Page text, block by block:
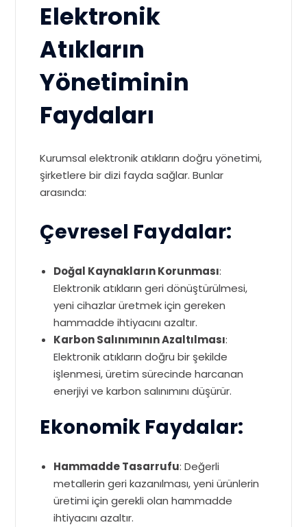
Elektronik
Atıkların
Yönetiminin
Faydaları
Kurumsal elektronik atıkların doğru yönetimi,
şirketlere bir dizi fayda sağlar. Bunlar
arasında:
Çevresel Faydalar:
Doğal Kaynakların Korunması:
Elektronik atıkların geri dönüştürülmesi,
yeni cihazlar üretmek için gereken
hammadde ihtiyacını azaltır.
Karbon Salınımının Azaltılması:
Elektronik atıkların doğru bir şekilde
işlenmesi, üretim sürecinde harcanan
enerjiyi ve karbon salınımını düşürür.
Ekonomik Faydalar:
Hammadde Tasarrufu: Değerli
metallerin geri kazanılması, yeni ürünlerin
üretimi için gerekli olan hammadde
ihtiyacını azaltır.